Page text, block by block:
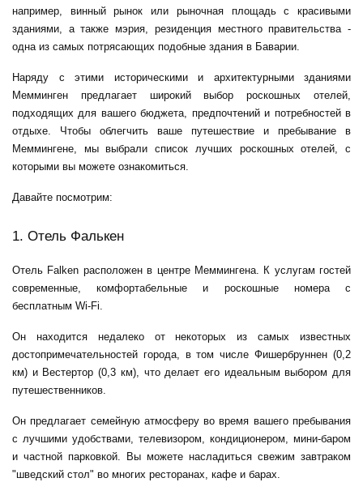
например, винный рынок или рыночная площадь с красивыми
зданиями, а также мэрия, резиденция местного правительства -
одна из самых потрясающих подобные здания в Баварии.
Наряду с этими историческими и архитектурными зданиями
Мемминген предлагает широкий выбор роскошных отелей,
подходящих для вашего бюджета, предпочтений и потребностей в
отдыхе. Чтобы облегчить ваше путешествие и пребывание в
Меммингене, мы выбрали список лучших роскошных отелей, с
которыми вы можете ознакомиться.
Давайте посмотрим:
1. Отель Фалькен
Отель Falken расположен в центре Меммингена. К услугам гостей
современные, комфортабельные и роскошные номера с
бесплатным Wi-Fi.
Он находится недалеко от некоторых из самых известных
достопримечательностей города, в том числе Фишербруннен (0,2
км) и Вестертор (0,3 км), что делает его идеальным выбором для
путешественников.
Он предлагает семейную атмосферу во время вашего пребывания
с лучшими удобствами, телевизором, кондиционером, мини-баром
и частной парковкой. Вы можете насладиться свежим завтраком
"шведский стол" во многих ресторанах, кафе и барах.